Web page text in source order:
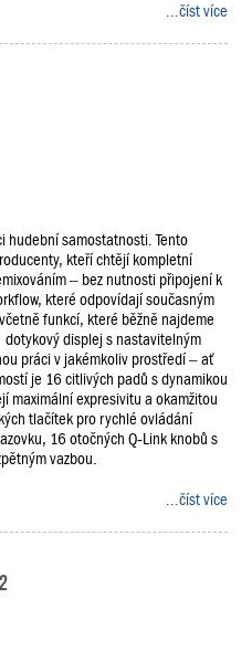
...číst více
hudební samostatnosti. Tento
kteří chtějí kompletní
– bez nutnosti připojení k
které odpovídají současným
funkcí, které běžně najdeme
displej s nastavitelným
práci v jakémkoliv prostředí – ať
je 16 citlivých padů s dynamikou
expresivitu a okamžitou
tlačítek pro rychlé ovládání
16 otočných Q‑Link knobů s
vazbou.
...číst více